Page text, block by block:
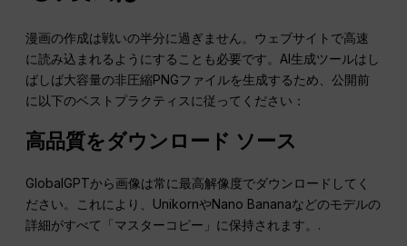
漫画の作成は戦いの半分に過ぎません。ウェブサイトで高速
に読み込まれるようにすることも必要です。AI生成ツールはし
ばしば大容量の非圧縮PNGファイルを生成するため、公開前
に以下のベストプラクティスに従ってください：
高品質をダウンロード ソース
GlobalGPTから画像は常に最高解像度でダウンロードしてく
ださい。これにより、UnikornやNano Bananaなどのモデルの
詳細がすべて「マスターコピー」に保持されます。.